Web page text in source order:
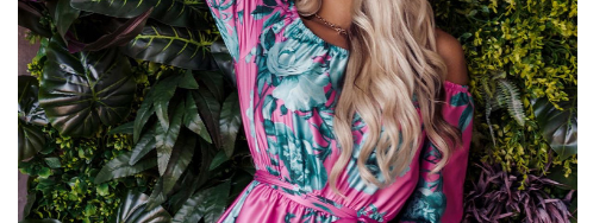
Midi kleitas
Vakarkleitas
Maxi kleitas
Skater kleitas